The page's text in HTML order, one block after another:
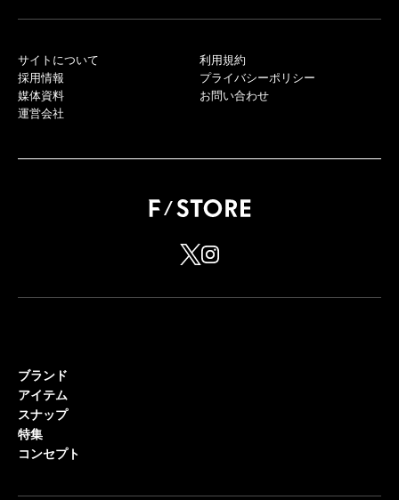
サイトについて
採用情報
媒体資料
運営会社
利用規約
プライバシーポリシー
お問い合わせ
ブランド
アイテム
スナップ
特集
コンセプト